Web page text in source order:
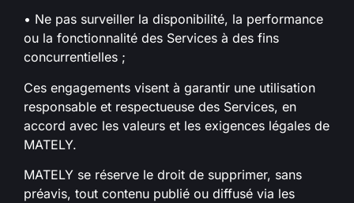
• Ne pas surveiller la disponibilité, la performance
ou la fonctionnalité des Services à des fins
concurrentielles ;
Ces engagements visent à garantir une utilisation
responsable et respectueuse des Services, en
accord avec les valeurs et les exigences légales de
MATELY.
MATELY se réserve le droit de supprimer, sans
préavis, tout contenu publié ou diffusé via les